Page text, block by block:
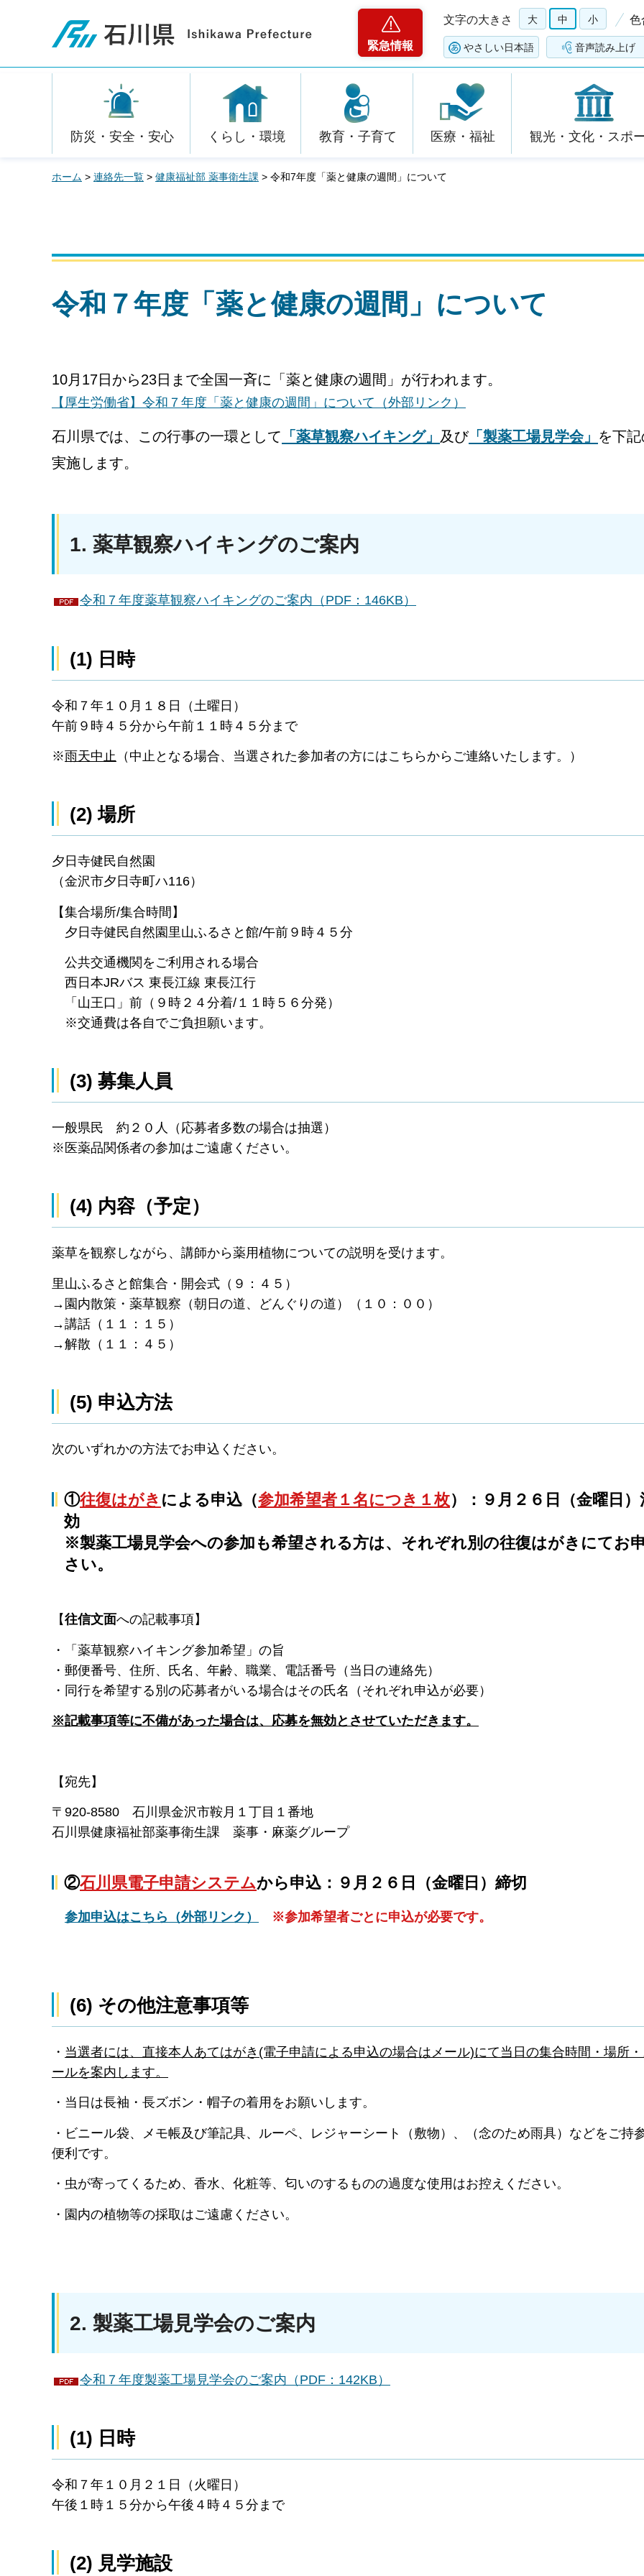
石川県
緊急情報
文字の大きさ 大 中 小 色
やさしい日本語 音声読み上げ
防災・安全・安心 くらし・環境 教育・子育て 医療・福祉 観光・文化・スポ
ホーム > 連絡先一覧 > 健康福祉部 薬事衛生課 > 令和7年度「薬と健康の週間」について
令和７年度「薬と健康の週間」について
10月17日から23日まで全国一斉に「薬と健康の週間」が行われます。
【厚生労働省】令和７年度「薬と健康の週間」について（外部リンク）
石川県では、この行事の一環として 「薬草観察ハイキング」 及び「製薬工場見学会」 を下記
実施します。
1. 薬草観察ハイキングのご案内
令和７年度薬草観察ハイキングのご案内（PDF：146KB）
(1) 日時
令和７年１０月１８日（土曜日）
午前９時４５分から午前１１時４５分まで
※雨天中止 （中止となる場合、当選された参加者の方にはこちらからご連絡いたします。）
(2) 場所
夕日寺健民自然園
（金沢市夕日寺町ハ116）
【集合場所/集合時間】
夕日寺健民自然園里山ふるさと館/午前９時４５分
公共交通機関をご利用される場合
西日本JRバス 東長江線 東長江行
「山王口」前（９時２４分着/１１時５６分発）
※交通費は各自でご負担願います。
(3) 募集人員
一般県民 約２０人（応募者多数の場合は抽選）
※医薬品関係者の参加はご遠慮ください。
(4) 内容（予定）
薬草を観察しながら、講師から薬用植物についての説明を受けます。
里山ふるさと館集合・開会式（９：４５）
→園内散策・薬草観察（朝日の道、どんぐりの道）（１０：００）
→講話（１１：１５）
→解散（１１：４５）
(5) 申込方法
次のいずれかの方法でお申込ください。
①往復はがき による申込（参加希望者１名につき１枚）： ９月２６日（金曜日）
効
※製薬工場見学会への参加も希望される方は、それぞれ別の往復はがき にてお
さい。
【往信文面への記載事項】
・「薬草観察ハイキング参加希望」の旨
・郵便番号、住所、氏名、年齢、職業、電話番号（当日の連絡先）
・同行を希望する別の応募者がいる場合はその氏名（それぞれ申込が必要）
※記載事項等に不備があった場合は、応募を無効とさせていただきます。
【宛先】
〒920-8580 石川県金沢市鞍月１丁目１番地
石川県健康福祉部薬事衛生課 薬事・麻薬グループ
②石川県電子申請システムから申込： ９月２６日（金曜日）締切
参加申込はこちら（外部リンク） ※参加希望者ごとに申込が必要です。
(6) その他注意事項等
・ 当選者には、直接本人あてはがき(電子申請による申込の場合はメール)にて当日の集合時間・場所
ールを案内します。
・当日は長袖・長ズボン・帽子の着用をお願いします。
・ビニール袋、メモ帳及び筆記具、ルーペ、レジャーシート（敷物）、（念のため雨具）などをご持
便利です。
・虫が寄ってくるため、香水、化粧等、匂いのするものの過度な使用はお控えください。
・園内の植物等の採取はご遠慮ください。
2. 製薬工場見学会のご案内
令和７年度製薬工場見学会のご案内（PDF：142KB）
(1) 日時
令和７年１０月２１日（火曜日）
午後１時１５分から午後４時４５分まで
(2) 見学施設